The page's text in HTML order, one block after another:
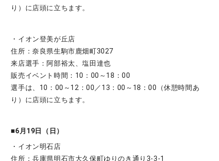
り）に店頭に立ちます。
・イオン登美が丘店
住所：奈良県生駒市鹿畑町3027
来店選手：阿部裕太、塩田達也
販売イベント時間：10：00～18：00
選手は、10：00～12：00／13：00～18：00（休憩時間あ
り）に店頭に立ちます。
■6月19日（日）
・イオン明石店
住所：兵庫県明石市大久保町ゆりのき通り3-3-1